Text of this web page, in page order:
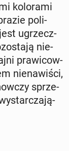
ko­lo­ra­mi
po­li­
ugrzecz­
nie­
pra­wi­cow­
nie­na­wi­ści,
sprze­